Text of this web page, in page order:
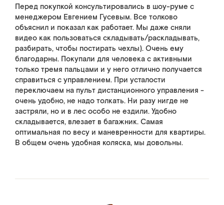
Перед покупкой консультировались в шоу-руме с
менеджером Евгением Гусевым. Все толково
объяснил и показал как работает. Мы даже сняли
видео как пользоваться складывать/раскладывать,
разбирать, чтобы постирать чехлы). Очень ему
благодарны. Покупали для человека с активными
только тремя пальцами и у него отлично получается
справиться с управлением. При усталости
переключаем на пульт дистанционного управления -
очень удобно, не надо толкать. Ни разу нигде не
застряли, но и в лес особо не ездили. Удобно
складывается, влезает в багажник. Самая
оптимальная по весу и маневренности для квартиры.
В общем очень удобная коляска, мы довольны.